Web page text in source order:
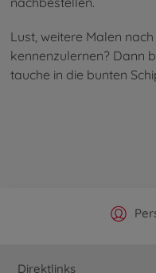
Lust, weitere Malen
kennenzulernen? Dann
tauche in die bunten
Direktlinks